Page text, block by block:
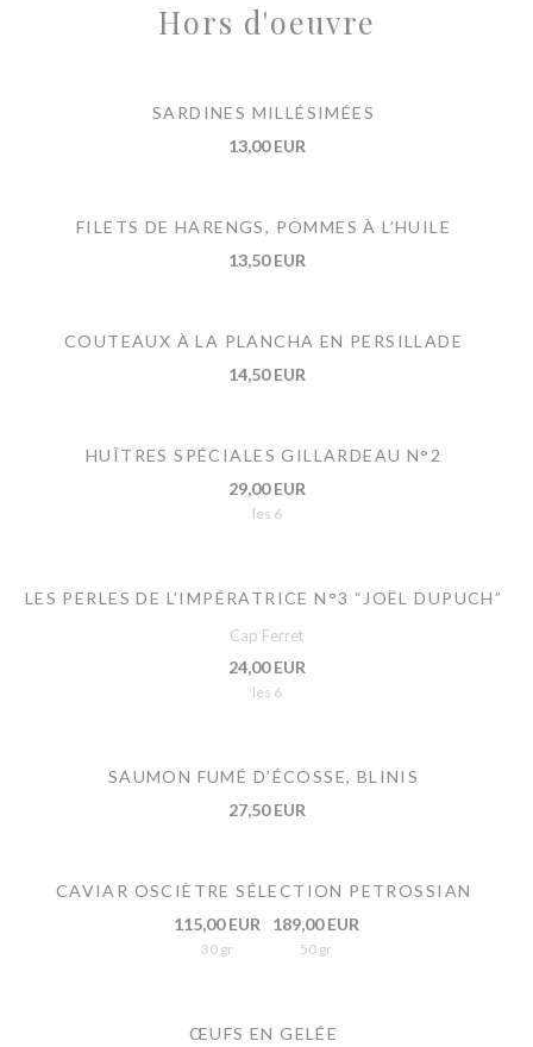
Hors d'oeuvre
SARDINES MILLÉSIMÉES
13,00 EUR
FILETS DE HARENGS, POMMES À L’HUILE
13,50 EUR
COUTEAUX À LA PLANCHA EN PERSILLADE
14,50 EUR
HUÎTRES SPÉCIALES GILLARDEAU N°2
29,00 EUR
les 6
LES PERLES DE L’IMPÉRATRICE N°3 “JOËL DUPUCH”
Cap Ferret
24,00 EUR
les 6
SAUMON FUMÉ D’ÉCOSSE, BLINIS
27,50 EUR
CAVIAR OSCIÈTRE SÉLECTION PETROSSIAN
115,00 EUR
30 gr
189,00 EUR
50 gr
ŒUFS EN GELÉE